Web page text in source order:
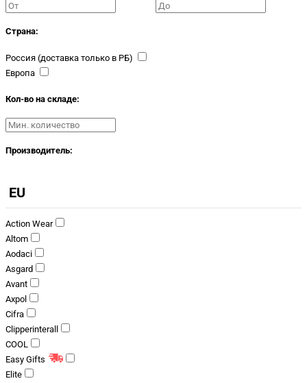
Страна:
Россия (доставка только в РБ)
Европа
Кол-во на складе:
Производитель:
EU
Action Wear
Altom
Aodaci
Asgard
Avant
Axpol
Cifra
Clipperinterall
COOL
Easy Gifts
Elite